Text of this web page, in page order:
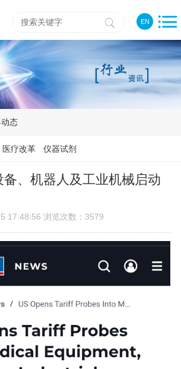
EN
态
医疗改革 仪器试剂
备、机器人及工业机械启动
17:48:56 浏览次数：3579